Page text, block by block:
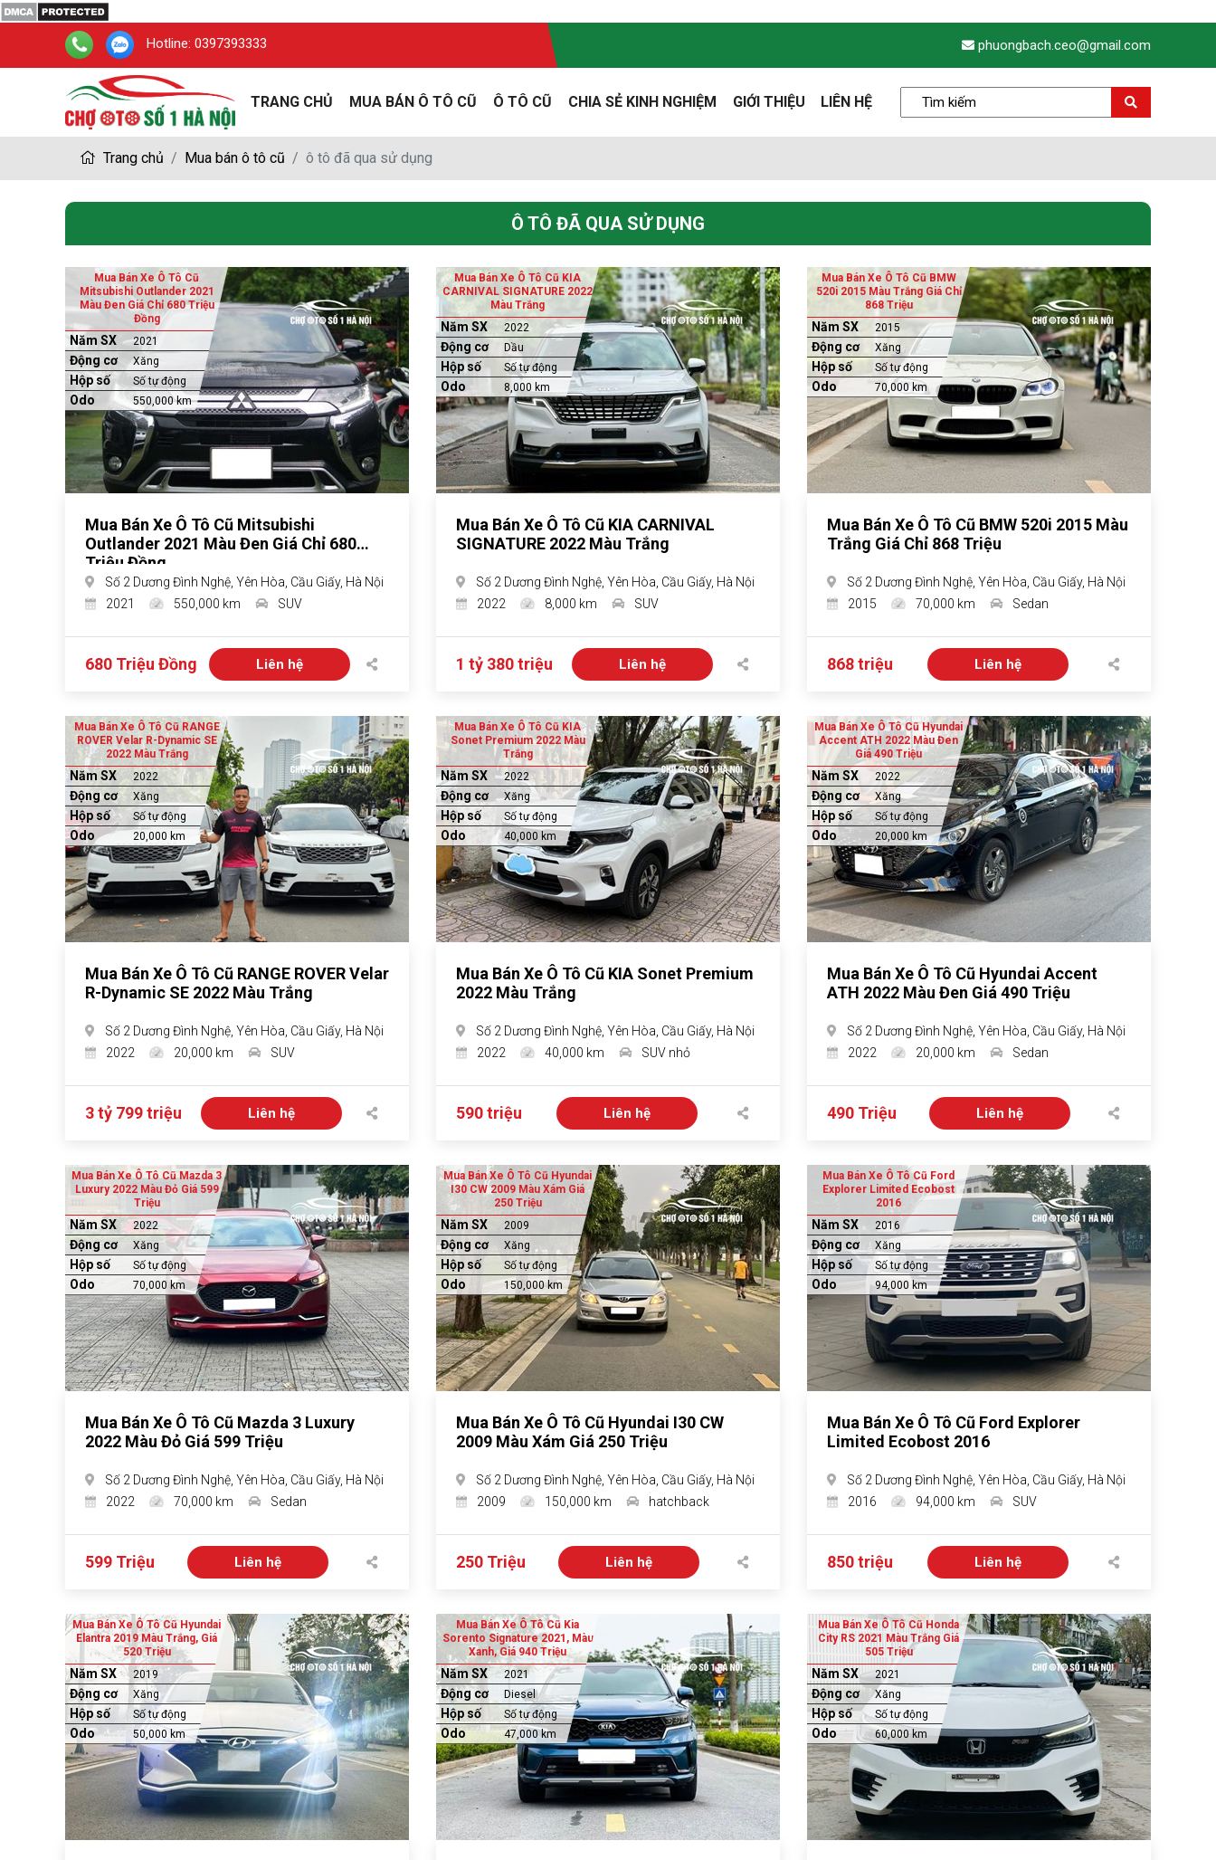
Hotline: 0397393333 phuongbach.ceo@gmail.com
TRANG CHỦ MUA BÁN Ô TÔ CŨ Ô TÔ CŨ CHIA SẺ KINH NGHIỆM GIỚI THIỆU LIÊN HỆ
Trang chủ Mua bán ô tô cũ ô tô đã qua sử dụng
Ô TÔ ĐÃ QUA SỬ DỤNG
Mua Bán Xe Ô Tô Cũ
Mitsubishi Outlander 2021
Màu Đen Giá Chỉ 680 Triệu
Đồng
Năm SX 2021
Động cơ Xăng
Hộp số Số tự động
Odo 550,000 km
Mua Bán Xe Ô Tô Cũ Mitsubishi
Outlander 2021 Màu Đen Giá Chỉ 680
Triệu Đồng
Số 2 Dương Đình Nghệ, Yên Hòa, Cầu Giấy, Hà Nội
2021
550,000 km SUV
680 Triệu Đồng Liên hệ
Mua Bán Xe Ô Tô Cũ KIA
CARNIVAL SIGNATURE 2022
Màu Trắng
Năm SX 2022
Động cơ Dầu
Hộp số Số tự động
Odo 8,000 km
Mua Bán Xe Ô Tô Cũ KIA CARNIVAL
SIGNATURE 2022 Màu Trắng
Số 2 Dương Đình Nghệ, Yên Hòa, Cầu Giấy, Hà Nội
2022
8,000 km SUV
1 tỷ 380 triệu Liên hệ
Mua Bán Xe Ô Tô Cũ BMW
520i 2015 Màu Trắng Giá Chỉ
868 Triệu
Năm SX 2015
Động cơ Xăng
Hộp số Số tự động
Odo 70,000 km
Mua Bán Xe Ô Tô Cũ BMW 520i 2015 Màu
Trắng Giá Chỉ 868 Triệu
Số 2 Dương Đình Nghệ, Yên Hòa, Cầu Giấy, Hà Nội
2015
70,000 km Sedan
868 triệu Liên hệ
Mua Bán Xe Ô Tô Cũ RANGE
ROVER Velar R-Dynamic SE
2022 Màu Trắng
Năm SX 2022
Động cơ Xăng
Hộp số Số tự động
Odo 20,000 km
Mua Bán Xe Ô Tô Cũ RANGE ROVER Velar
R-Dynamic SE 2022 Màu Trắng
Số 2 Dương Đình Nghệ, Yên Hòa, Cầu Giấy, Hà Nội
2022
20,000 km SUV
3 tỷ 799 triệu Liên hệ
Mua Bán Xe Ô Tô Cũ KIA
Sonet Premium 2022 Màu
Trắng
Năm SX 2022
Động cơ Xăng
Hộp số Số tự động
Odo 40,000 km
Mua Bán Xe Ô Tô Cũ KIA Sonet Premium
2022 Màu Trắng
Số 2 Dương Đình Nghệ, Yên Hòa, Cầu Giấy, Hà Nội
2022
40,000 km SUV nhỏ
590 triệu Liên hệ
Mua Bán Xe Ô Tô Cũ Hyundai
Accent ATH 2022 Màu Đen
Giá 490 Triệu
Năm SX 2022
Động cơ Xăng
Hộp số Số tự động
Odo 20,000 km
Mua Bán Xe Ô Tô Cũ Hyundai Accent
ATH 2022 Màu Đen Giá 490 Triệu
Số 2 Dương Đình Nghệ, Yên Hòa, Cầu Giấy, Hà Nội
2022
20,000 km Sedan
490 Triệu Liên hệ
Mua Bán Xe Ô Tô Cũ Mazda 3
Luxury 2022 Màu Đỏ Giá 599
Triệu
Năm SX 2022
Động cơ Xăng
Hộp số Số tự động
Odo 70,000 km
Mua Bán Xe Ô Tô Cũ Mazda 3 Luxury
2022 Màu Đỏ Giá 599 Triệu
Số 2 Dương Đình Nghệ, Yên Hòa, Cầu Giấy, Hà Nội
2022
70,000 km Sedan
599 Triệu Liên hệ
Mua Bán Xe Ô Tô Cũ Hyundai
I30 CW 2009 Màu Xám Giá
250 Triệu
Năm SX 2009
Động cơ Xăng
Hộp số Số tự động
Odo 150,000 km
Mua Bán Xe Ô Tô Cũ Hyundai I30 CW
2009 Màu Xám Giá 250 Triệu
Số 2 Dương Đình Nghệ, Yên Hòa, Cầu Giấy, Hà Nội
2009
150,000 km hatchback
250 Triệu Liên hệ
Mua Bán Xe Ô Tô Cũ Ford
Explorer Limited Ecobost
2016
Năm SX 2016
Động cơ Xăng
Hộp số Số tự động
Odo 94,000 km
Mua Bán Xe Ô Tô Cũ Ford Explorer
Limited Ecobost 2016
Số 2 Dương Đình Nghệ, Yên Hòa, Cầu Giấy, Hà Nội
2016
94,000 km SUV
850 triệu Liên hệ
Mua Bán Xe Ô Tô Cũ Hyundai
Elantra 2019 Màu Trắng, Giá
520 Triệu
Năm SX 2019
Động cơ Xăng
Hộp số Số tự động
Odo 50,000 km
Mua Bán Xe Ô Tô Cũ Kia
Sorento Signature 2021, Màu
Xanh, Giá 940 Triệu
Năm SX 2021
Động cơ Diesel
Hộp số Số tự động
Odo 47,000 km
Mua Bán Xe Ô Tô Cũ Honda
City RS 2021 Màu Trắng Giá
505 Triệu
Năm SX 2021
Động cơ Xăng
Hộp số Số tự động
Odo 60,000 km